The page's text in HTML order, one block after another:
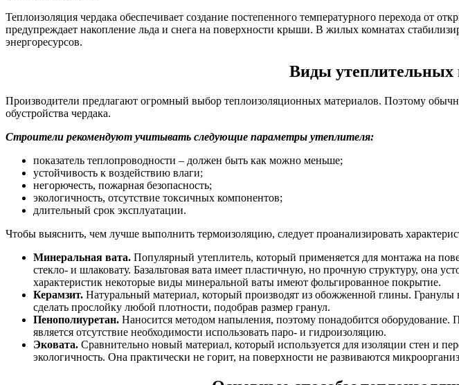
Теплоизоляция чердака обеспечивает создание постепенного температурного перехода от
предупреждает накопление льда и снега на поверхности крыши. В жилых комнатах
энергоресурсов.
Виды утеплительных
Производители предлагают огромный выбор теплоизоляционных материалов. Поэтому
обустройства чердака.
Строители рекомендуют учитывать следующие параметры утеплителя:
показатель теплопроводности – должен быть как можно меньше;
устойчивость к воздействию влаги;
негорючесть, пожарная безопасность;
экологичность, отсутствие токсичных компонентов;
длительный срок эксплуатации.
Чтобы выяснить, чем лучше выполнить термоизоляцию, следует проанализировать
Минеральная вата. Популярный утеплитель, который применяется для монтажа на
стекло- и шлаковату. Базальтовая вата имеет пластичную, но прочную структуру, она
характеристик некоторые виды минеральной ваты имеют фольгированное покрытие.
Керамзит. Натуральный материал, который производят из обожженной глины.
сделать прослойку любой плотности, подобрав размер гранул.
Пенополиуретан. Наносится методом напыления, поэтому понадобится
является отсутствие необходимости использовать паро- и гидроизоляцию.
Эковата. Сравнительно новый материал, который используется для изоляции стен и
экологичность. Она практически не горит, на поверхности не развиваются